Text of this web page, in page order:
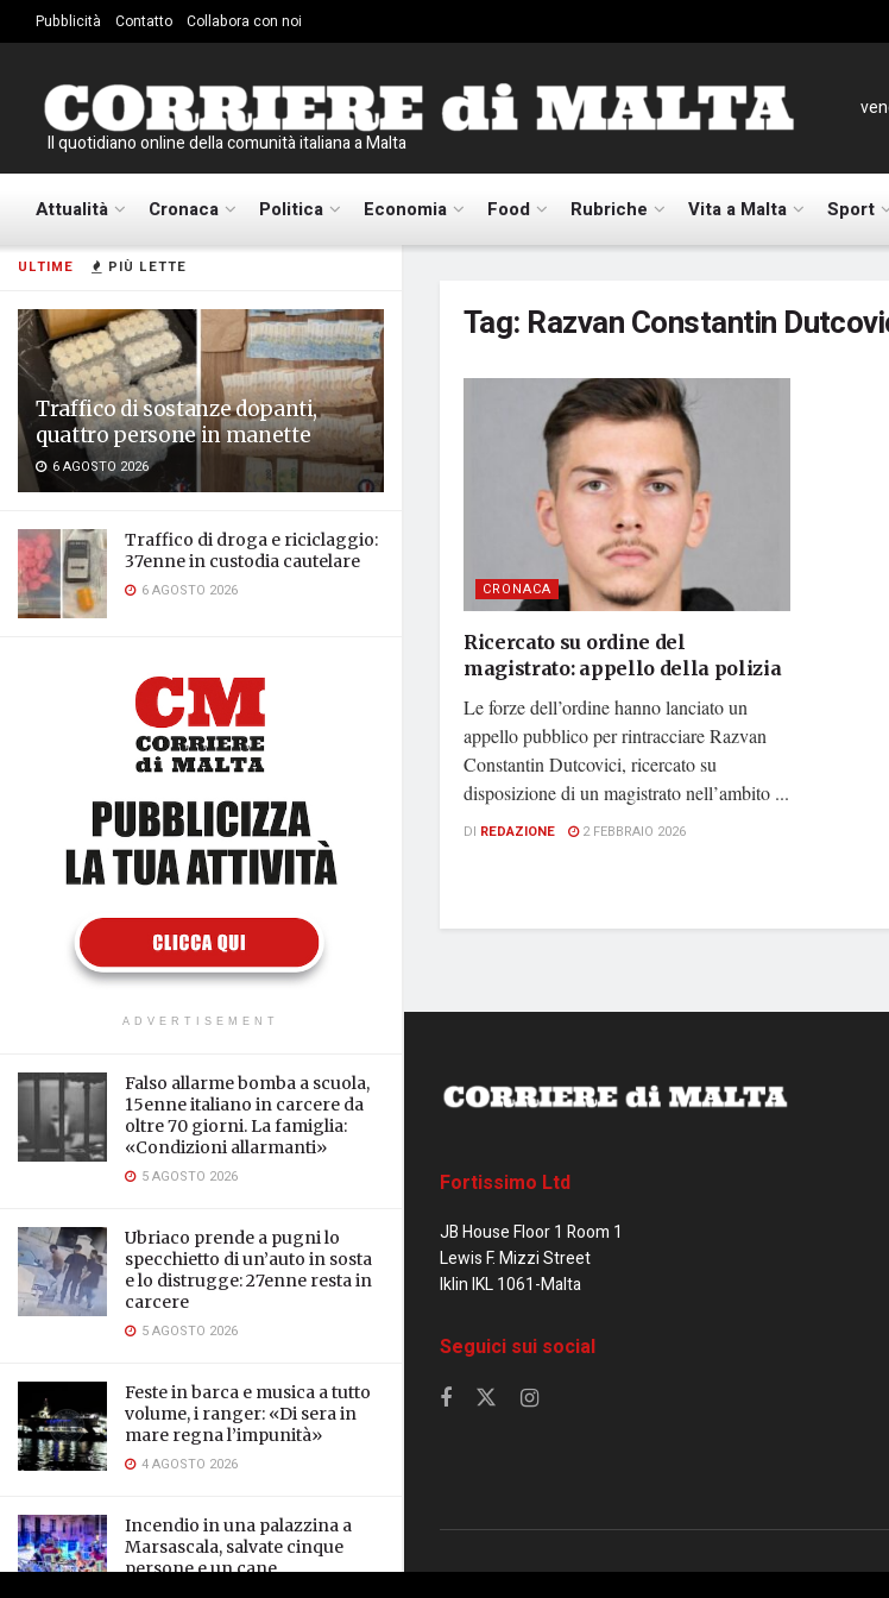
ULTIME PIÙ LETTE
Traffico di sostanze dopanti,
quattro persone in manette
6 AGOSTO 2026
Traffico di droga e riciclaggio:
37enne in custodia cautelare
6 AGOSTO 2026
ADVERTISEMENT
Falso allarme bomba a scuola,
15enne italiano in carcere da
oltre 70 giorni. La famiglia:
«Condizioni allarmanti»
5 AGOSTO 2026
Ubriaco prende a pugni lo
specchietto di un’auto in sosta
e lo distrugge: 27enne resta in
carcere
5 AGOSTO 2026
Feste in barca e musica a tutto
volume, i ranger: «Di sera in
mare regna l’impunità»
4 AGOSTO 2026
Incendio in una palazzina a
Marsascala, salvate cinque
persone e un cane
Pubblicità Contatto Collabora con noi
Il quotidiano online della comunità italiana a Malta
Attualità Cronaca Politica Economia Food Rubriche Vita a Malta Sport
Tag: Razvan Constantin
CRONACA
Ricercato su ordine del
magistrato: appello della polizia
Le forze dell’ordine hanno lanciato un
appello pubblico per rintracciare Razvan
Constantin Dutcovici, ricercato su
disposizione di un magistrato nell’ambito ...
DI REDAZIONE 2 FEBBRAIO 2026
Fortissimo Ltd
JB House Floor 1 Room 1
Lewis F. Mizzi Street
Iklin IKL 1061-Malta
Seguici sui social